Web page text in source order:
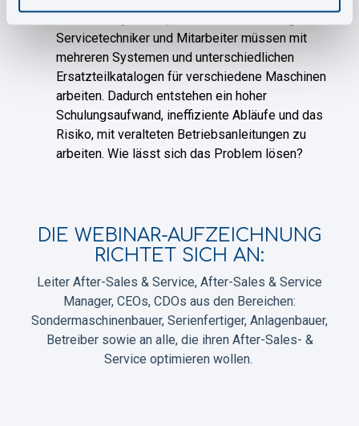
Servicetechniker und Mitarbeiter müssen mit
mehreren Systemen und unterschiedlichen
Ersatzteilkatalogen für verschiedene Maschinen
arbeiten. Dadurch entstehen ein hoher
Schulungsaufwand, ineffiziente Abläufe und das
Risiko, mit veralteten Betriebsanleitungen zu
arbeiten. Wie lässt sich das Problem lösen?
DIE WEBINAR-AUFZEICHNUNG
RICHTET SICH AN:
Leiter After-Sales & Service, After-Sales & Service
Manager, CEOs, CDOs aus den Bereichen:
Sondermaschinenbauer, Serienfertiger, Anlagenbauer,
Betreiber sowie an alle, die ihren After-Sales- &
Service optimieren wollen.